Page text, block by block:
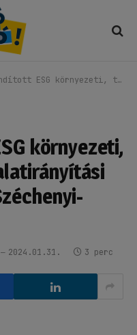
társadalmi és vállalatirányítási mesterképzést a Széchenyi-egyetem
környezeti,
2024.01.31. 3 perc